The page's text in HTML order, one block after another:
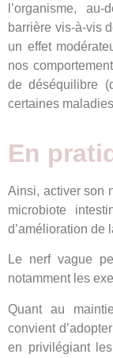
l’organisme,
barrière vis-à-vis
un effet
nos
de déséquilibre
certaines
En
Ainsi, activer son
microbiote
d’amélioration de
Le nerf vague
notamment les
Quant au
convient
en privilégiant